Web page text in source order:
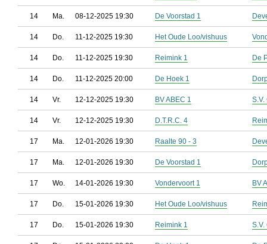
14 Ma. 08-12-2025 19:30 De Voorstad 1
14 Do. 11-12-2025 19:30 Het Oude Loo/vishuus
14 Do. 11-12-2025 19:30 Reimink 1 De
14 Do. 11-12-2025 20:00 De Hoek 1
14 Vr. 12-12-2025 19:30 BV ABEC 1 S.V.
14 Vr. 12-12-2025 19:30 D.T.R.C. 4
17 Ma. 12-01-2026 19:30 Raalte 90 - 3
17 Ma. 12-01-2026 19:30 De Voorstad 1
17 Wo. 14-01-2026 19:30 Vondervoort 1 BV
17 Do. 15-01-2026 19:30 Het Oude Loo/vishuus
17 Do. 15-01-2026 19:30 Reimink 1 S.V.